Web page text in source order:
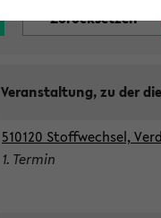
Veranstaltung, zu der
510120 Stoffwechsel,
1. Termin